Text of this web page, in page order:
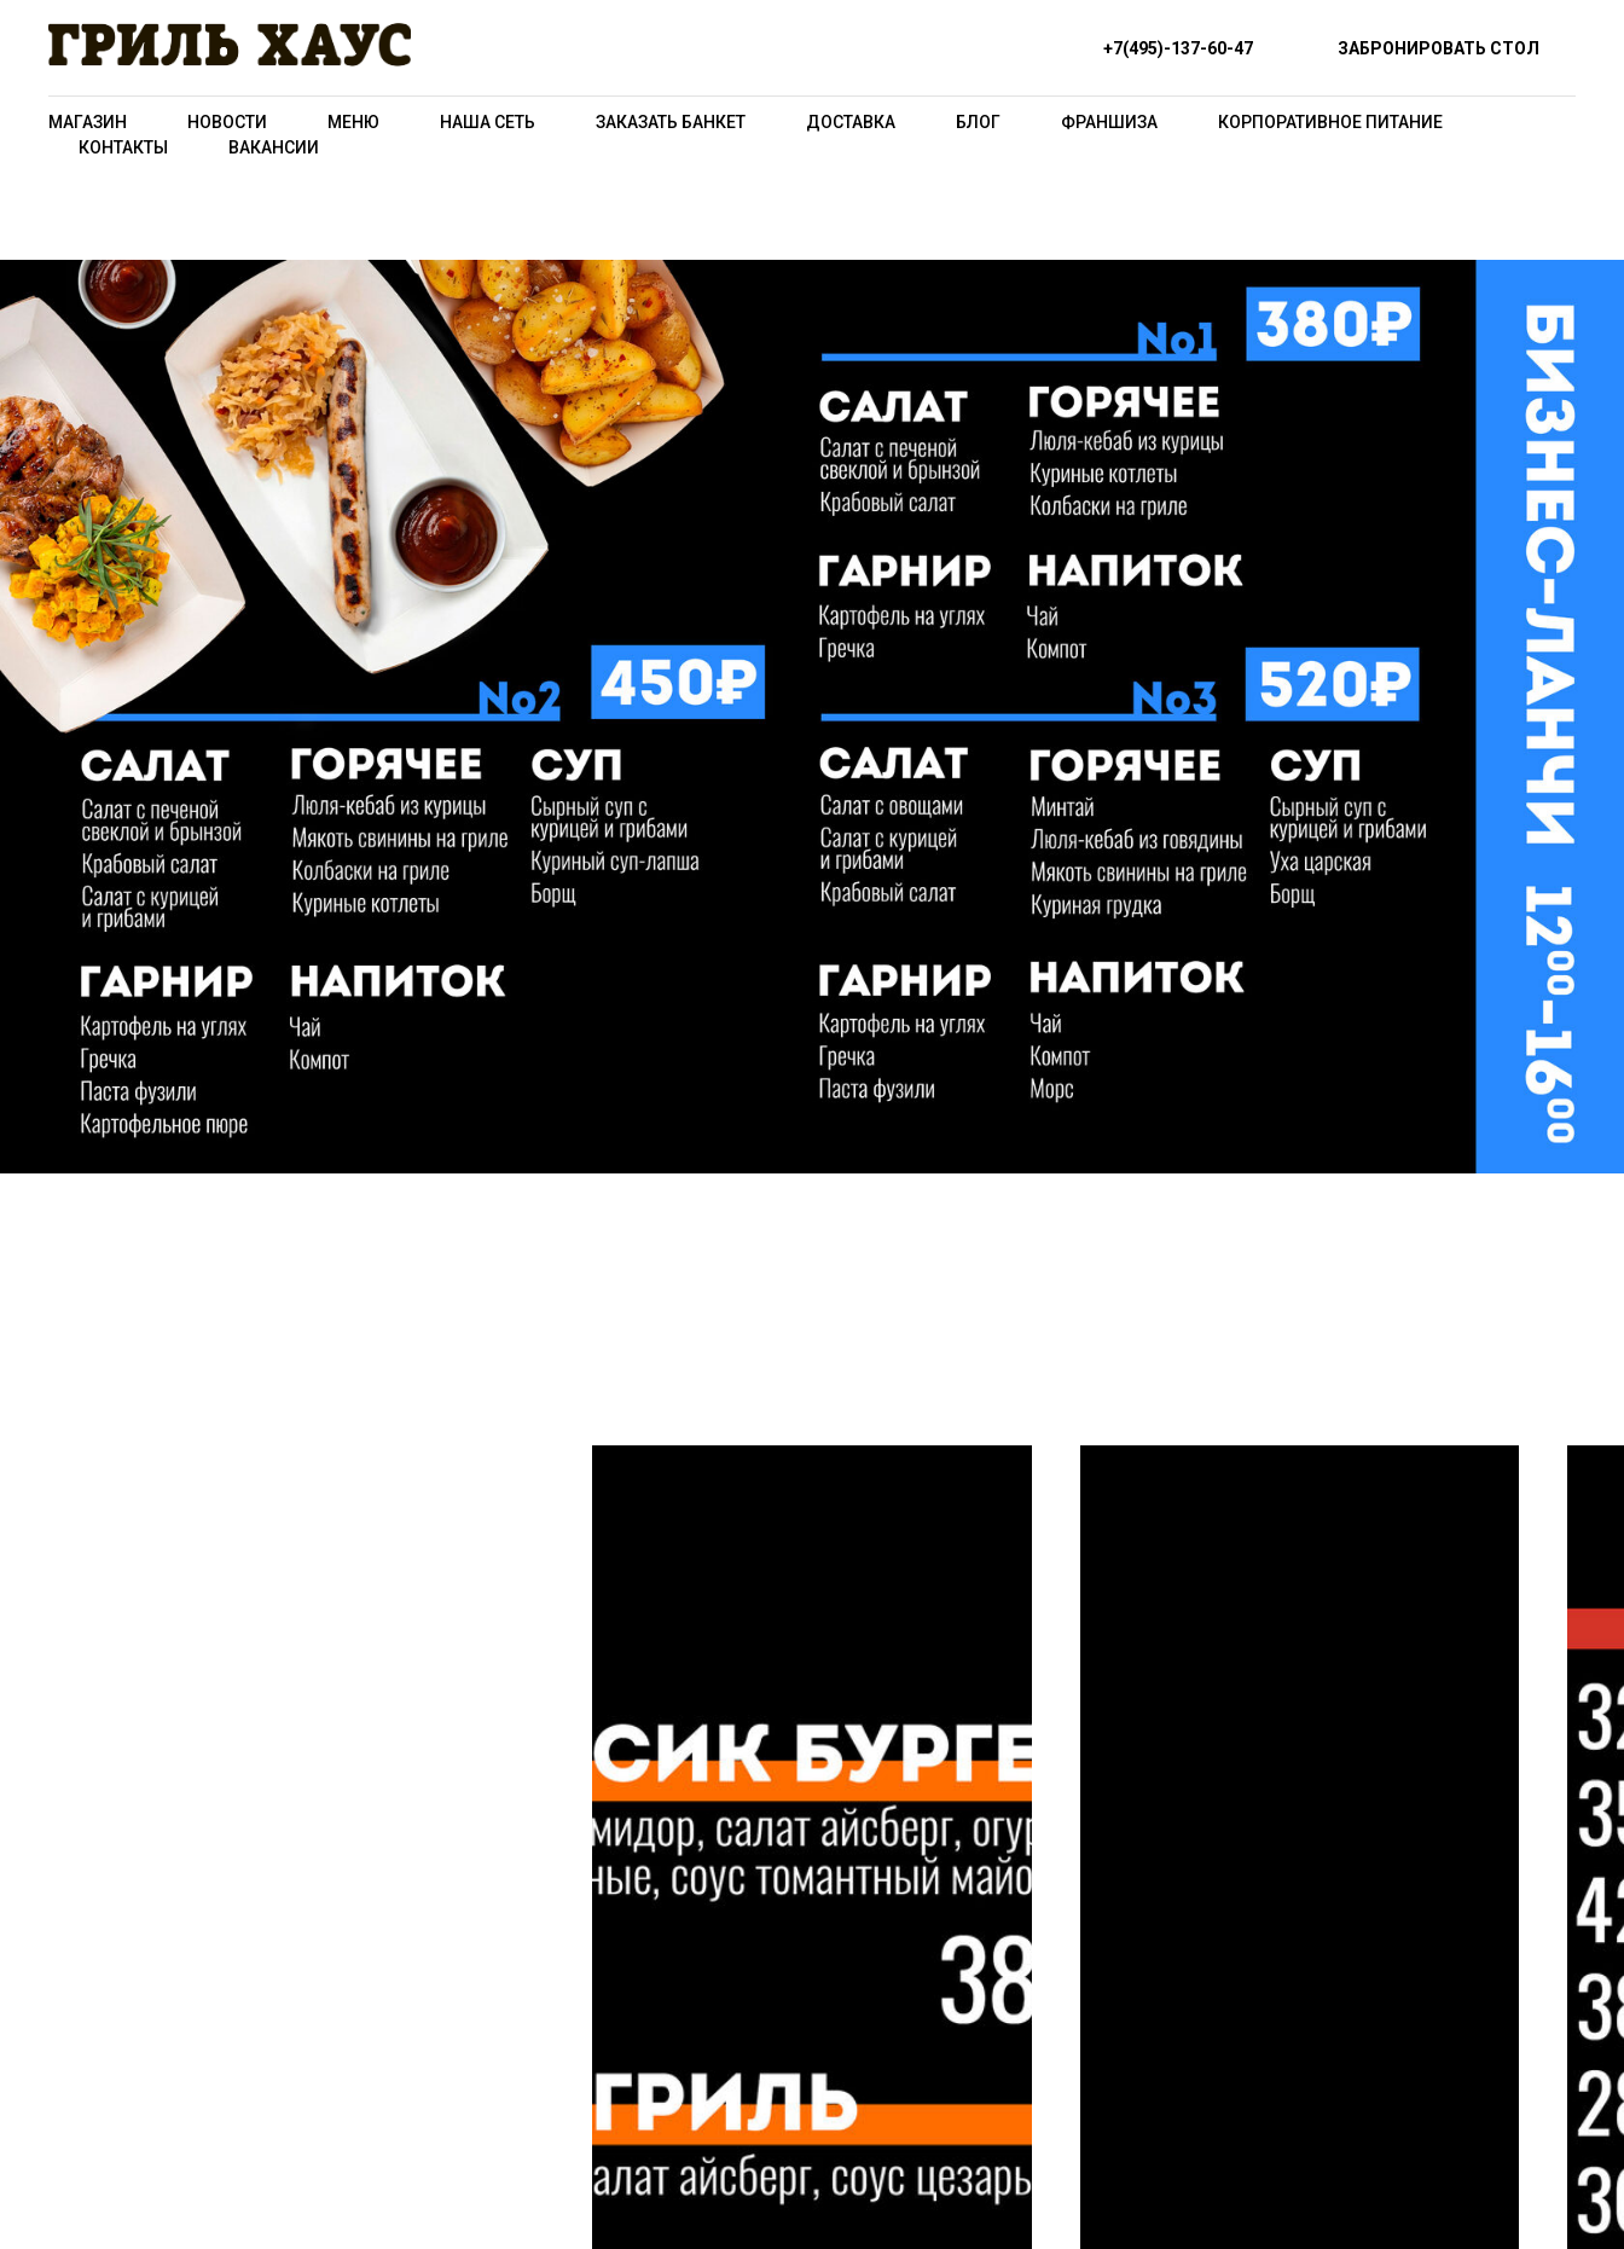
+7(495)-137-60-47 ЗАБРОНИРОВАТЬ СТОЛ
МАГАЗИН НОВОСТИ МЕНЮ НАША СЕТЬ ЗАКАЗАТЬ БАНКЕТ ДОСТАВКА БЛОГ ФРАНШИЗА
КОРПОРАТИВНОЕ ПИТАНИЕ
КОНТАКТЫ
ВАКАНСИИ